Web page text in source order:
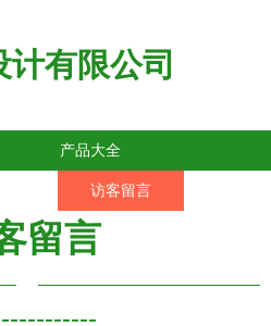
有限公司
产品大全
访客留言
留言